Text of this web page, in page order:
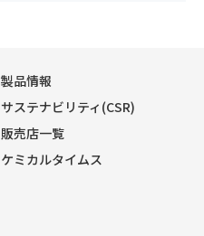
製品情報
サステナビリティ(CSR)
販売店一覧
ケミカルタイムス